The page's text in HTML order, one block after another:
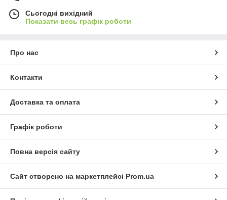
Сьогодні вихідний
Показати весь графік роботи
Про нас
Контакти
Доставка та оплата
Графік роботи
Повна версія сайту
Сайт створено на маркетплейсі Prom.ua